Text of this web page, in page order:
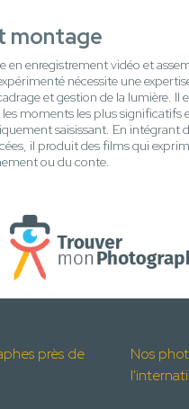
montage
en enregistrement vidéo et
nécessite une
et gestion de la lumière. Il
moments les plus significatifs
saisissant. En intégrant
il produit des films qui
ou du conte.
près de
Nos